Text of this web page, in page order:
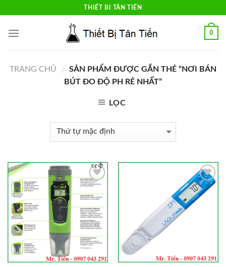
content
THIẾT BỊ TÂN TIẾN
0
TRANG CHỦ /
SẢN PHẨM ĐƯỢC GẮN THẺ “NƠI BÁN
BÚT ĐO ĐỘ PH RẺ NHẤT”
LỌC
Add to
Wishlist
Add to
Wishlist